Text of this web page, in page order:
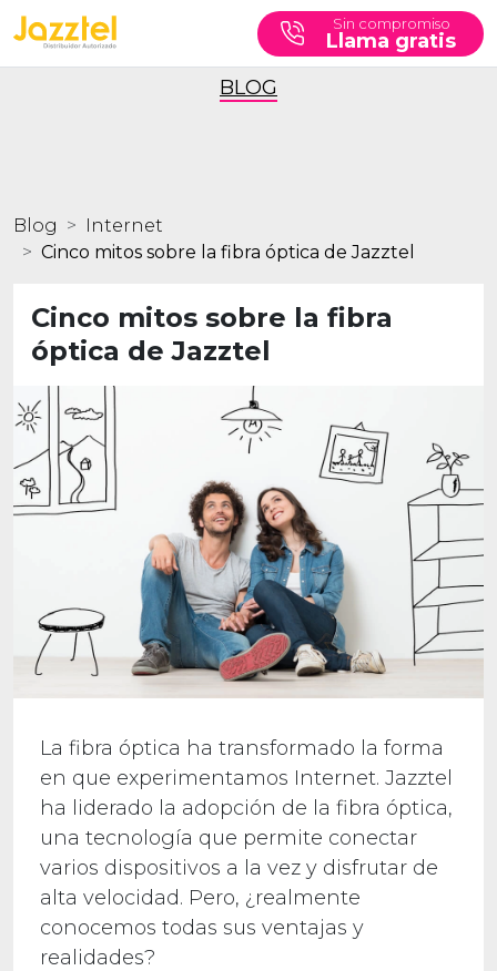
Sin compromiso
Llama gratis
BLOG
Blog
Internet
Cinco mitos sobre la fibra óptica de Jazztel
Cinco mitos sobre la fibra
óptica de Jazztel
La fibra óptica ha transformado la forma
en que experimentamos Internet. Jazztel
ha liderado la adopción de la fibra óptica,
una tecnología que permite conectar
varios dispositivos a la vez y disfrutar de
alta velocidad. Pero, ¿realmente
conocemos todas sus ventajas y
realidades?